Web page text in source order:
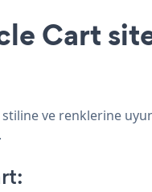
Cart
ve renklerine